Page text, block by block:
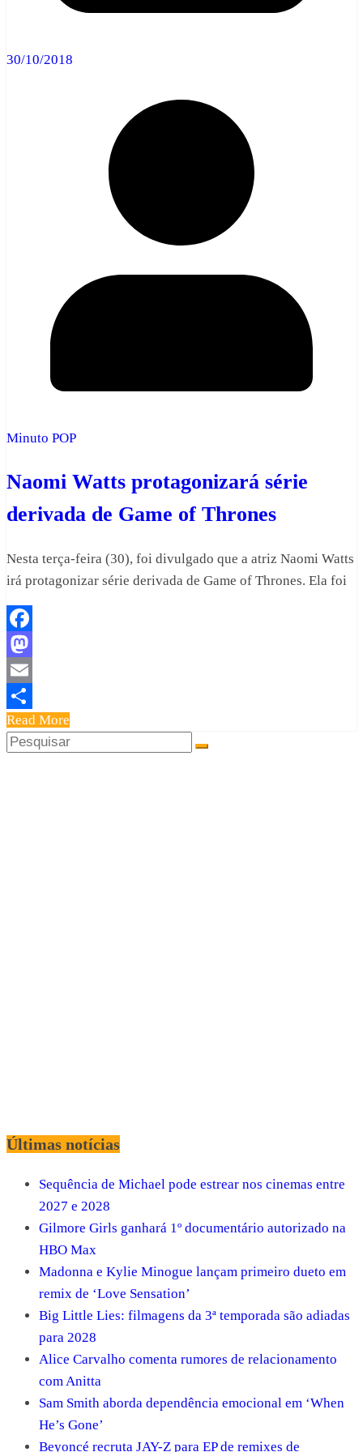
30/10/2018
Minuto POP
Naomi Watts protagonizará série
derivada de Game of Thrones
Nesta terça-feira (30), foi divulgado que a atriz Naomi Watts
irá protagonizar série derivada de Game of Thrones. Ela foi
Facebook
Mastodon
Email
Share
Read More
Últimas notícias
Sequência de Michael pode estrear nos cinemas entre
2027 e 2028
Gilmore Girls ganhará 1º documentário autorizado na
HBO Max
Madonna e Kylie Minogue lançam primeiro dueto em
remix de ‘Love Sensation’
Big Little Lies: filmagens da 3ª temporada são adiadas
para 2028
Alice Carvalho comenta rumores de relacionamento
com Anitta
Sam Smith aborda dependência emocional em ‘When
He’s Gone’
Beyoncé recruta JAY-Z para EP de remixes de